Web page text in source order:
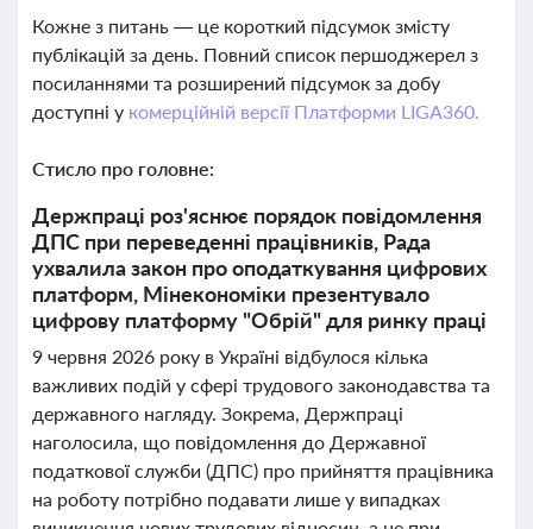
Кожне з питань — це короткий підсумок змісту
публікацій за день. Повний список першоджерел з
посиланнями та розширений підсумок за добу
доступні у комерційній версії Платформи LIGA360.
Стисло про головне:
Держпраці роз'яснює порядок повідомлення
ДПС при переведенні працівників, Рада
ухвалила закон про оподаткування цифрових
платформ, Мінекономіки презентувало
цифрову платформу "Обрій" для ринку праці
9 червня 2026 року в Україні відбулося кілька
важливих подій у сфері трудового законодавства та
державного нагляду. Зокрема, Держпраці
наголосила, що повідомлення до Державної
податкової служби (ДПС) про прийняття працівника
на роботу потрібно подавати лише у випадках